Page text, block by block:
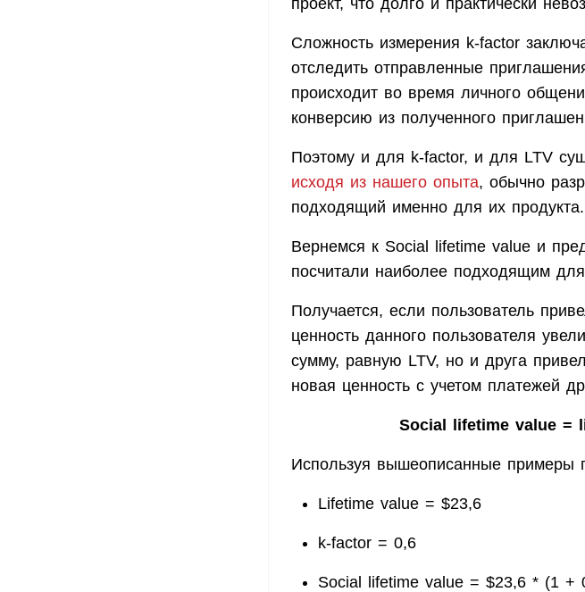
проект, что долго и практически
Сложность измерения k-factor
отследить отправленные
происходит во время личного
конверсию из полученного
Поэтому и для k-factor, и для LTV
исходя из нашего опыта, обычно
подходящий именно для их продукта.
Вернемся к Social lifetime value и
посчитали наиболее подходящим
Получается, если пользователь
ценность данного пользователя
сумму, равную LTV, но и друга
новая ценность с учетом платежей
Social lifetime value =
Используя вышеописанные примеры
Lifetime value = $23,6
k-factor = 0,6
Social lifetime value = $23,6 * (1 +